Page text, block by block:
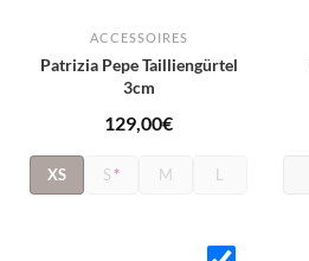
ACCESSOIRES
Patrizia Pepe Tailliengürtel
3cm
129,00€
XS S* M L